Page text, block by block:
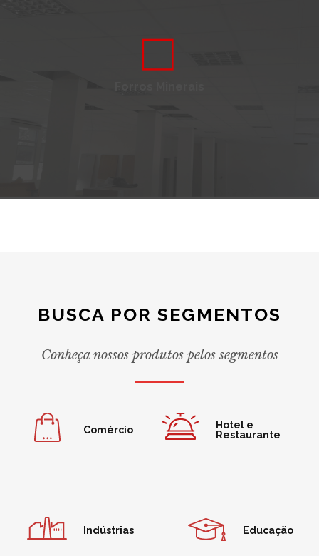
BUSCA POR SEGMENTOS
Conheça nossos produtos pelos segmentos
Comércio
Hotel e
Restaurante
Indústrias Educação